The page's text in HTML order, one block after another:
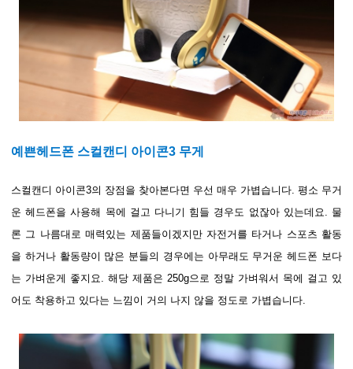
예쁜헤드폰 스컬캔디 아이콘3 무게
스컬캔디 아이콘3의 장점을 찾아본다면 우선 매우 가볍습니다. 평소 무거
운 헤드폰을 사용해 목에 걸고 다니기 힘들 경우도 없잖아 있는데요. 물
론 그 나름대로 매력있는 제품들이겠지만 자전거를 타거나 스포츠 활동
을 하거나 활동량이 많은 분들의 경우에는 아무래도 무거운 헤드폰 보다
는 가벼운게 좋지요. 해당 제품은 250g으로 정말 가벼워서 목에 걸고 있
어도 착용하고 있다는 느낌이 거의 나지 않을 정도로 가볍습니다.